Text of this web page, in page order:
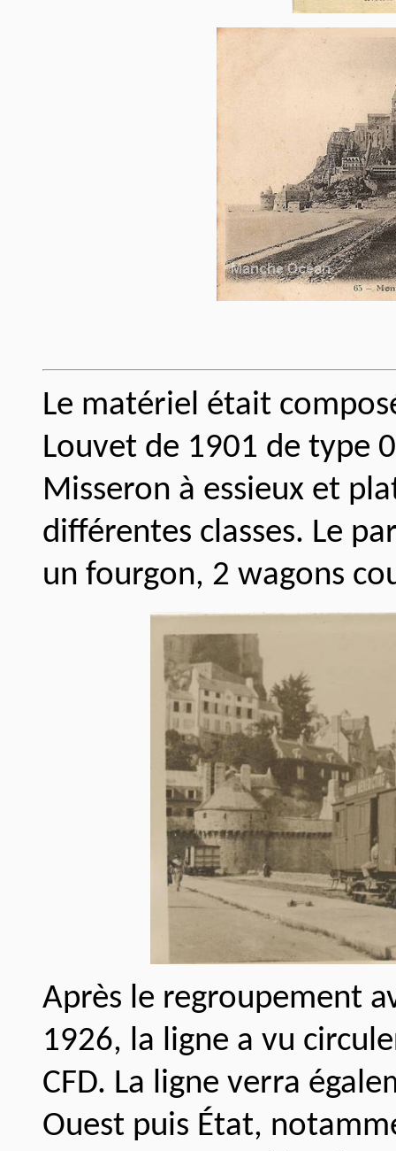
Le matériel était
Louvet de 1901 de type
Misseron à essieux et
différentes classes. Le
un fourgon, 2 wagons
Après le regroupement
1926, la ligne a vu
CFD. La ligne verra
Ouest puis État,